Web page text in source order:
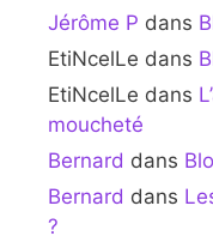
Jérôme P dans
EtiNcelLe dans
EtiNcelLe dans
moucheté
Bernard dans
Bernard dans
?